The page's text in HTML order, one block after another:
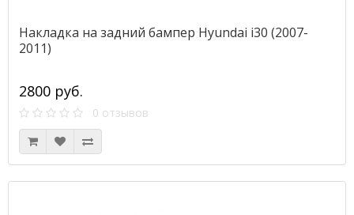
Накладка на задний бампер Hyundai i30 (2007-
2011)
2800 руб.
0 отзывов